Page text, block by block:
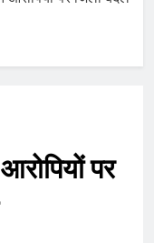
2026
पर